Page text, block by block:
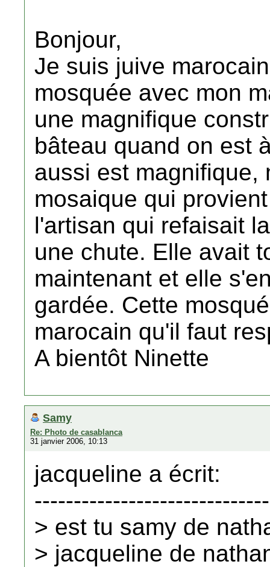
Bonjour,
Je suis juive
mosquée avec mon
une magnifique
bâteau quand on est
aussi est magnifique,
mosaique qui
l'artisan qui refaisait
une chute. Elle avait
maintenant et elle
gardée. Cette
marocain qu'il faut
A bientôt Ninette
Samy
Re: Photo de casablanca
31 janvier 2006, 10:13
jacqueline a écrit:
> est tu samy de
> jacqueline de